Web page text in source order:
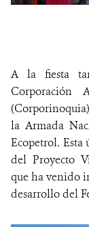
A la fiesta
Corporación
la Armada
Ecopetrol.
del Proyecto
que ha venido
desarrollo del